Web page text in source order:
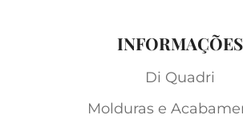
INFORMAÇÕES
Di Quadri
Molduras e